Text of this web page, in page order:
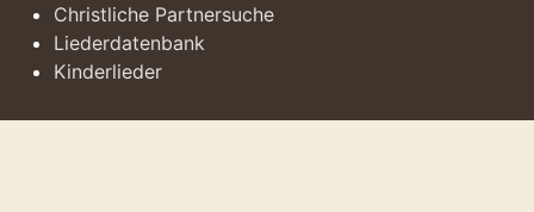
Christliche Partnersuche
Liederdatenbank
Kinderlieder